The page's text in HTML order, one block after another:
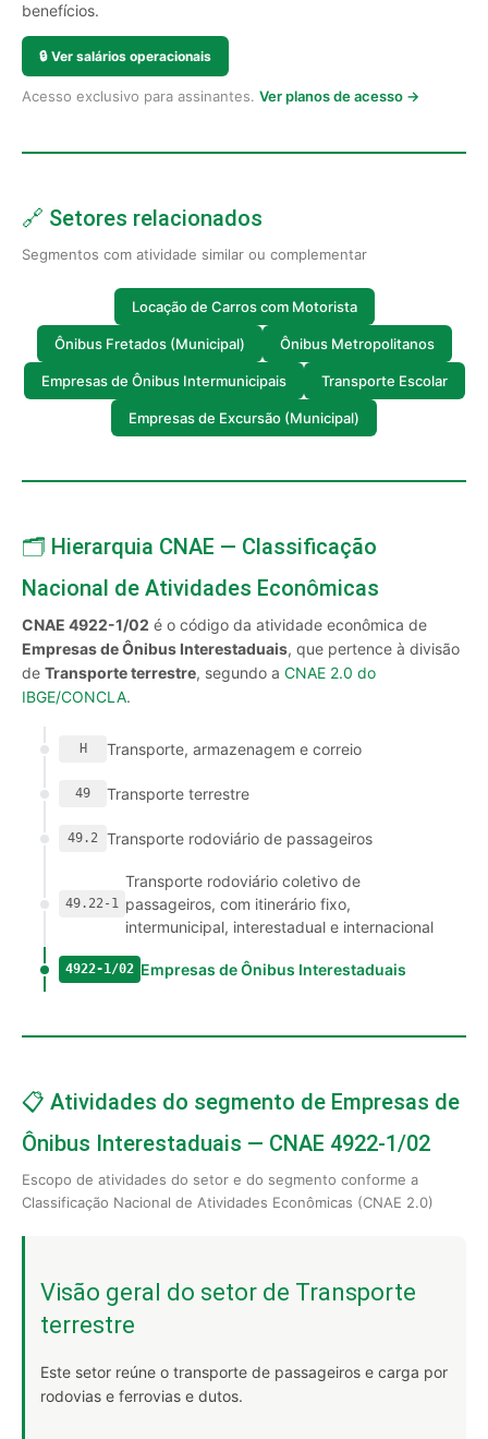
benefícios.
🔒 Ver salários operacionais
Acesso exclusivo para assinantes. Ver planos de acesso →
🔗 Setores relacionados
Segmentos com atividade similar ou complementar
Locação de Carros com Motorista
Ônibus Fretados (Municipal) Ônibus Metropolitanos
Empresas de Ônibus Intermunicipais Transporte Escolar
Empresas de Excursão (Municipal)
🗂️ Hierarquia CNAE — Classificação
Nacional de Atividades Econômicas
CNAE 4922-1/02 é o código da atividade econômica de
Empresas de Ônibus Interestaduais, que pertence à divisão
de Transporte terrestre, segundo a CNAE 2.0 do
IBGE/CONCLA.
H Transporte, armazenagem e correio
49 Transporte terrestre
49.2 Transporte rodoviário de passageiros
49.22-1
Transporte rodoviário coletivo de
passageiros, com itinerário fixo,
intermunicipal, interestadual e internacional
4922-1/02 Empresas de Ônibus Interestaduais
📋 Atividades do segmento de Empresas de
Ônibus Interestaduais — CNAE 4922-1/02
Escopo de atividades do setor e do segmento conforme a
Classificação Nacional de Atividades Econômicas (CNAE 2.0)
Visão geral do setor de Transporte
terrestre
Este setor reúne o transporte de passageiros e carga por
rodovias e ferrovias e dutos.